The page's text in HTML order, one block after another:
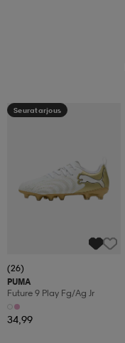
Seuratarjous
(26)
PUMA
Future 9 Play Fg/ag Jr
34,99